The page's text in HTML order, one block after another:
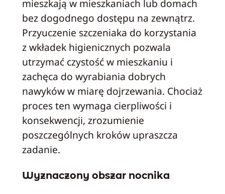
mieszkają w mieszkaniach lub domach
bez dogodnego dostępu na zewnątrz.
Przyuczenie szczeniaka do korzystania
z wkładek higienicznych pozwala
utrzymać czystość w mieszkaniu i
zachęca do wyrabiania dobrych
nawyków w miarę dojrzewania. Chociaż
proces ten wymaga cierpliwości i
konsekwencji, zrozumienie
poszczególnych kroków upraszcza
zadanie.
Wyznaczony obszar nocnika